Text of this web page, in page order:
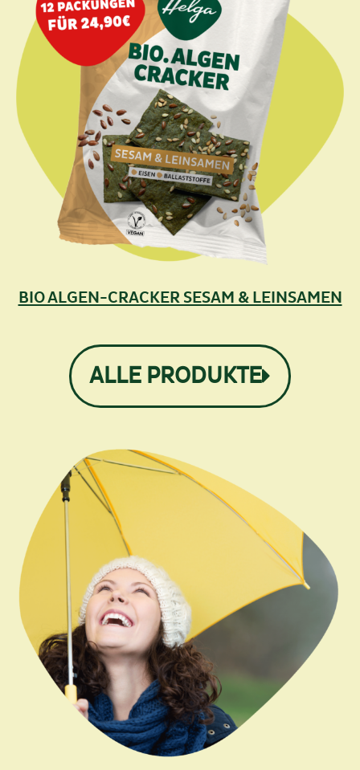
BIO ALGEN-CRACKER SESAM & LEINSAMEN
ALLE PRODUKTE